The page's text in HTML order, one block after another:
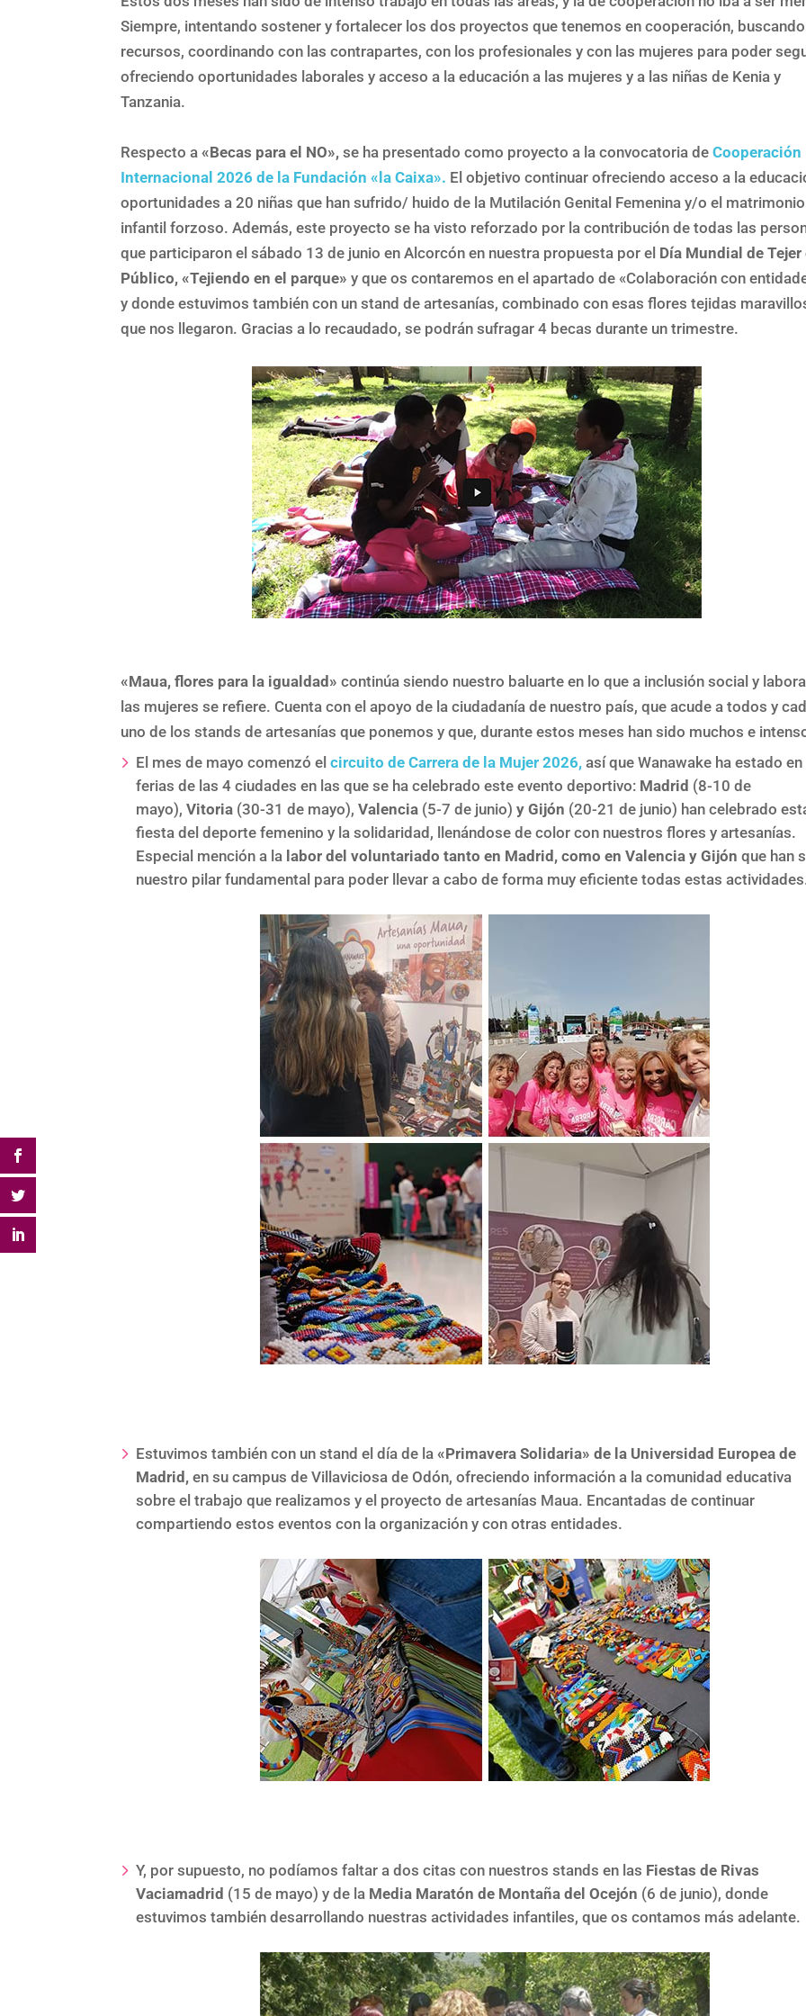
Siempre, intentando sostener y fortalecer los dos proyectos que tenemos en cooperación, buscando
recursos, coordinando con las contrapartes, con los profesionales y con las mujeres para poder
ofreciendo oportunidades laborales y acceso a la educación a las mujeres y a las niñas de Kenia y
Tanzania.
Respecto a«Becas para el NO», se ha presentado como proyecto a la convocatoria de Cooperación
Internacional 2026 de la Fundación «la Caixa». El objetivo continuar ofreciendo acceso a la
oportunidades a 20 niñas que han sufrido/ huido de la Mutilación Genital Femenina y/o el matrimonio
infantil forzoso. Además, este proyecto se ha visto reforzado por la contribución de todas las
que participaron el sábado 13 de junio en Alcorcón en nuestra propuesta por el Día Mundial de Tejer
Público, «Tejiendo en el parque» y que os contaremos en el apartado de «Colaboración con
y donde estuvimos también con un stand de artesanías, combinado con esas flores tejidas
que nos llegaron. Gracias a lo recaudado, se podrán sufragar 4 becas durante un trimestre.
«Maua, flores para la igualdad» continúa siendo nuestro baluarte en lo que a inclusión social y
las mujeres se refiere. Cuenta con el apoyo de la ciudadanía de nuestro país, que acude a todos y
uno de los stands de artesanías que ponemos y que, durante estos meses han sido muchos e
El mes de mayo comenzó elcircuito de Carrera de la Mujer 2026, así que Wanawake ha estado en
ferias de las 4 ciudades en las que se ha celebrado este evento deportivo: Madrid (8-10 de
mayo), Vitoria (30-31 de mayo),Valencia (5-7 de junio)y Gijón (20-21 de junio) han celebrado
fiesta del deporte femenino y la solidaridad, llenándose de color con nuestros flores y artesanías.
Especial mención a la labor del voluntariado tanto en Madrid, como en Valencia y Gijónque han
nuestro pilar fundamental para poder llevar a cabo de forma muy eficiente todas estas
Estuvimos también con un stand el día de la«Primavera Solidaria» de la Universidad Europea de
Madrid, en su campus de Villaviciosa de Odón, ofreciendo información a la comunidad educativa
sobre el trabajo que realizamos y el proyecto de artesanías Maua. Encantadas de continuar
compartiendo estos eventos con la organización y con otras entidades.
Y, por supuesto, no podíamos faltar a dos citas con nuestros stands en las Fiestas de Rivas
Vaciamadrid (15 de mayo) y de la Media Maratón de Montaña del Ocejón (6 de junio), donde
estuvimos también desarrollando nuestras actividades infantiles, que os contamos más adelante.